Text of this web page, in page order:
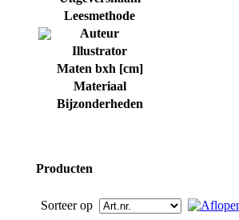
Leesmethode
Auteur
Illustrator
Maten bxh [cm]
Materiaal
Bijzonderheden
Producten
Sorteer op